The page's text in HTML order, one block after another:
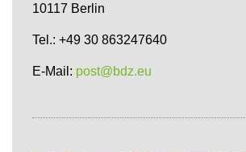
10117 Berlin
Tel.: +49 30 863247640
E-Mail: post@bdz.eu